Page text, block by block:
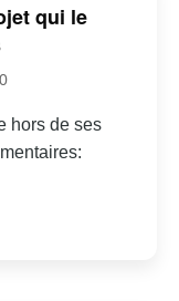
qui le
hors de ses